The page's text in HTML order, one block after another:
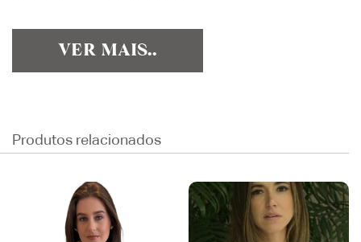
VER MAIS..
Produtos relacionados